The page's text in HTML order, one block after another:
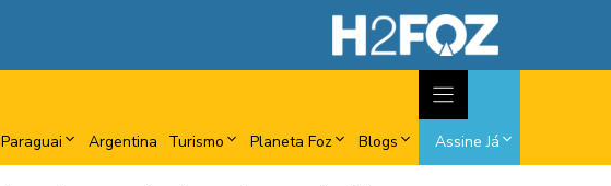
Paraguai Argentina Turismo Planeta Foz Blogs Assine Já